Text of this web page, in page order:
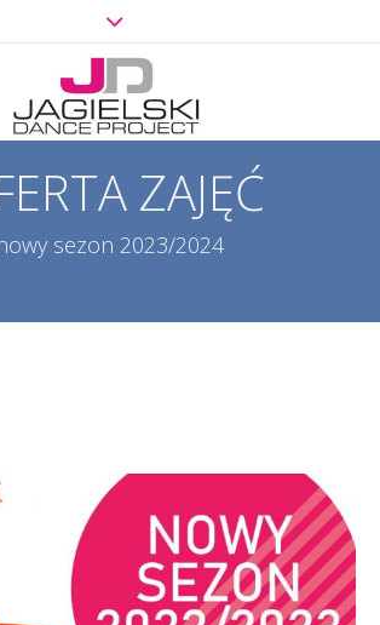
ZAJĘĆ
sezon 2023/2024